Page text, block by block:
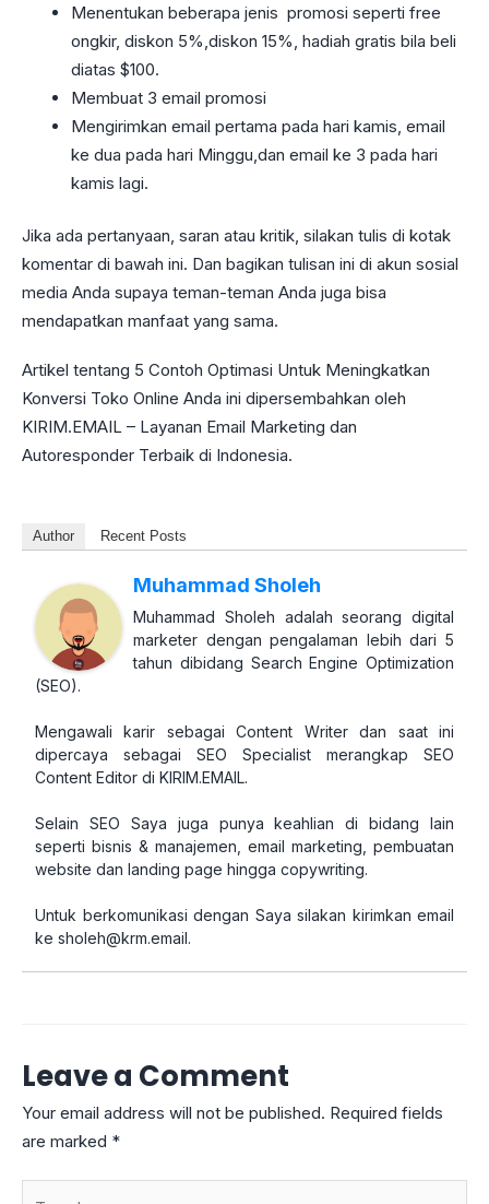
Menentukan beberapa jenis promosi seperti free
ongkir, diskon 5%,diskon 15%, hadiah gratis bila beli
diatas $100.
Membuat 3 email promosi
Mengirimkan email pertama pada hari kamis, email
ke dua pada hari Minggu,dan email ke 3 pada hari
kamis lagi.
Jika ada pertanyaan, saran atau kritik, silakan tulis di kotak
komentar di bawah ini. Dan bagikan tulisan ini di akun sosial
media Anda supaya teman-teman Anda juga bisa
mendapatkan manfaat yang sama.
Artikel tentang 5 Contoh Optimasi Untuk Meningkatkan
Konversi Toko Online Anda ini dipersembahkan oleh
KIRIM.EMAIL – Layanan Email Marketing dan
Autoresponder Terbaik di Indonesia.
Author Recent Posts
Muhammad Sholeh
Muhammad Sholeh adalah seorang digital
marketer dengan pengalaman lebih dari 5
tahun dibidang Search Engine Optimization
(SEO).
Mengawali karir sebagai Content Writer dan saat ini
dipercaya sebagai SEO Specialist merangkap SEO
Content Editor di KIRIM.EMAIL.
Selain SEO Saya juga punya keahlian di bidang lain
seperti bisnis & manajemen, email marketing, pembuatan
website dan landing page hingga copywriting.
Untuk berkomunikasi dengan Saya silakan kirimkan email
ke sholeh@krm.email.
Leave a Comment
Your email address will not be published. Required fields
are marked *